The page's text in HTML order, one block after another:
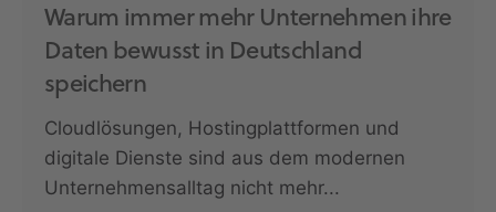
Warum immer mehr Unternehmen ihre
Daten bewusst in Deutschland
speichern
Cloudlösungen, Hostingplattformen und
digitale Dienste sind aus dem modernen
Unternehmensalltag nicht mehr...